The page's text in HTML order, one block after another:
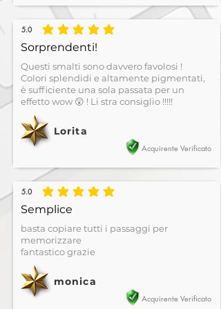
5.0
la valutazione media è 5 su 5
Sorprendenti!
Questi smalti sono davvero favolosi !
Colori splendidi e altamente pigmentati,
è sufficiente una sola passata per un
effetto wow 😲 ! Li stra consiglio !!!!!
Lorita
Acquirente Verificato
5.0
la valutazione media è 5 su 5
Semplice
basta copiare tutti i passaggi per
memorizzare
fantastico grazie
monica
Acquirente Verificato